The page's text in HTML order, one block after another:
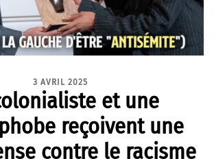
3 AVRIL 2025
et une
reçoivent une
contre le racisme